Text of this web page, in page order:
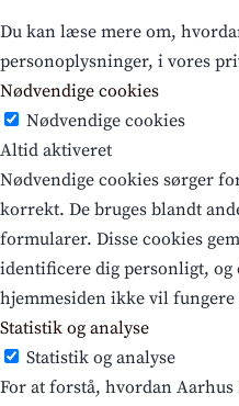
Du kan læse mere om,
personoplysninger, i vores
Nødvendige cookies
Nødvendige cookies
Altid aktiveret
Nødvendige cookies sørger
korrekt. De bruges blandt
formularer. Disse cookies
identificere dig personligt,
hjemmesiden ikke vil
Statistik og analyse
Statistik og analyse
For at forstå, hvordan